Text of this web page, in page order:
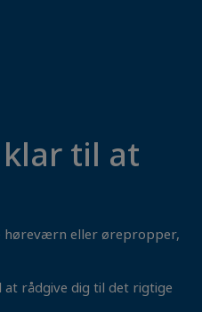
til at
høreværn eller ørepropper,
rådgive dig til det rigtige